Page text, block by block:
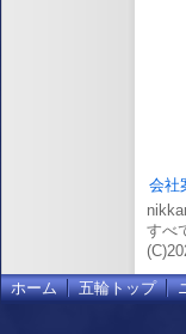
会社
すべ
ホーム 五輪トップ